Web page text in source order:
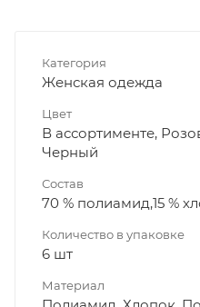
Категория
Женская одежда
Цвет
В ассортименте,
Черный
Состав
70 % полиамид,15 %
Количество в упаковке
6 шт
Материал